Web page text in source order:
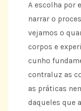
A escolha por
narrar o
vejamos o
corpos e
cunho
contraluz as
as práticas
daqueles que